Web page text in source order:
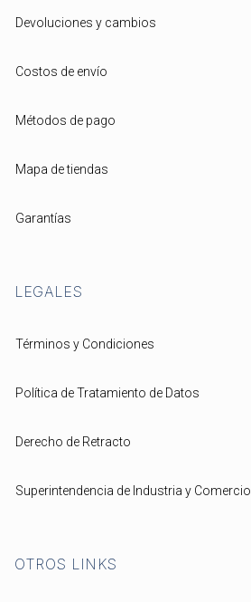
Devoluciones y cambios
Costos de envío
Métodos de pago
Mapa de tiendas
Garantías
LEGALES
Términos y Condiciones
Política de Tratamiento de Datos
Derecho de Retracto
Superintendencia de Industria y Comercio
OTROS LINKS